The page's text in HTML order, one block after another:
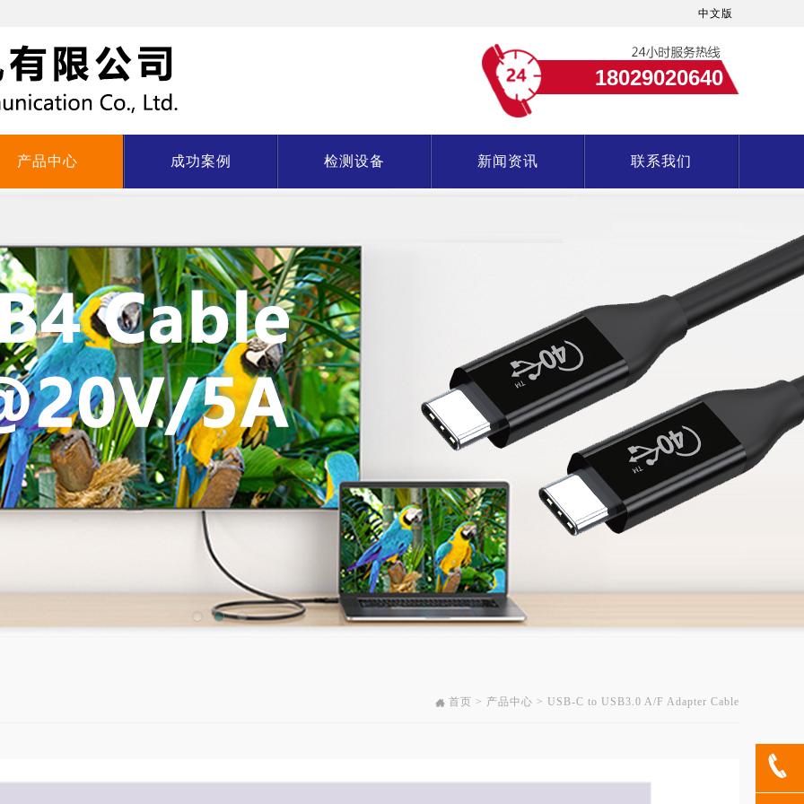
中文版
18029020640
产品中心 成功案例 检测设备 新闻资讯 联系我们
首页 > 产品中心 > USB-C to USB3.0 A/F Adapter Cable